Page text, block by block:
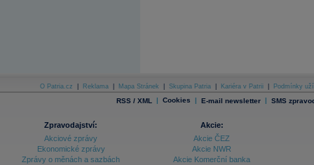
O Patria.cz Reklama Mapa Stránek Skupina Patria Kariéra v Patrii Podmínky
RSS / XML | Cookies | E-mail newsletter | SMS
Zpravodajství:
Akciové zprávy
Ekonomické zprávy
Zprávy o měnách a sazbách
Akcie:
Akcie ČEZ
Akcie NWR
Akcie Komerční banka